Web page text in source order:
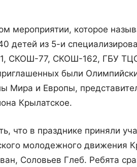
мероприятии, которое
детей из 5-и
СКОШ-77, СКОШ-162, ГБУ
были
Мира и Европы,
Крылатское.
что в празднике приняли
молодежного движения
Соловьев Глеб. Ребята